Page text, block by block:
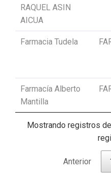
RAQUEL ASIN
AICUA
Farmacia Tudela
Farmacía Alberto
Mantilla
Mostrando registros
Anterior